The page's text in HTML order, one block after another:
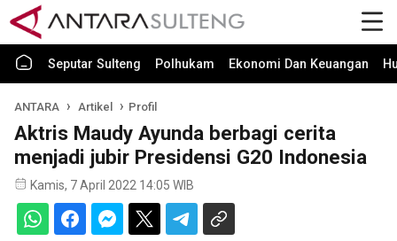
Seputar Sulteng Polhukam Ekonomi Dan Keuangan
ANTARA Artikel Profil
Aktris Maudy Ayunda berbagi cerita
menjadi jubir Presidensi G20 Indonesia
Kamis, 7 April 2022 14:05 WIB